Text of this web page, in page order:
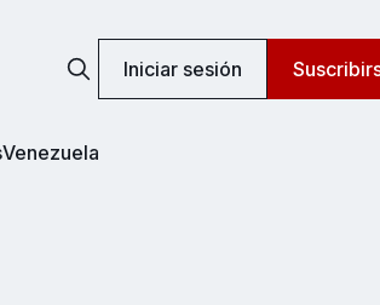
Iniciar sesión
Venezuela